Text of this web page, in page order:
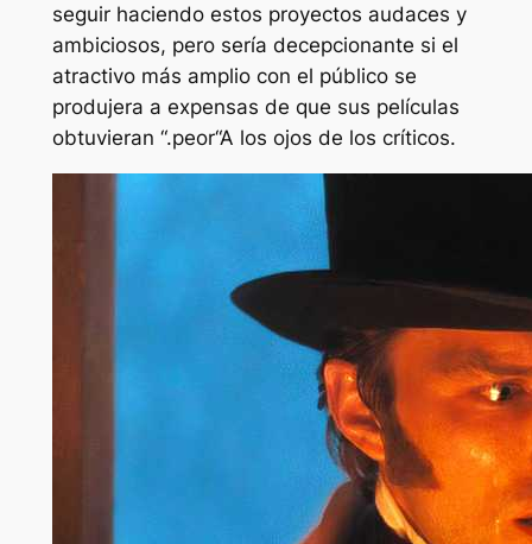
seguir haciendo estos proyectos audaces y
ambiciosos, pero sería decepcionante si el
atractivo más amplio con el público se
produjera a expensas de que sus películas
obtuvieran “.peor“A los ojos de los críticos.